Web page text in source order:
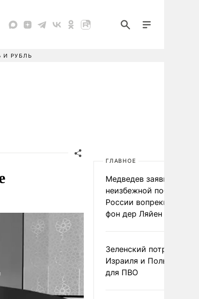
И РУБЛЬ
ГЛАВНОЕ
Медведев заявил о
неизбежной победе
России вопреки словам
фон дер Ляйен
Зеленский потребовал
Израиля и Польши
для ПВО